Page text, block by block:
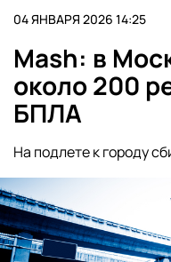
04 ЯНВАРЯ 2026 14:25
Mash: в
около 200
БПЛА
На подлете к городу